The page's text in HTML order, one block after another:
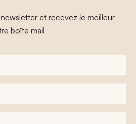
et recevez le meilleur
boîte mail